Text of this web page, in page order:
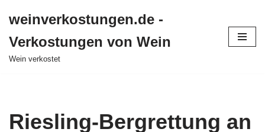
Inhalt
springen
weinverkostungen.de -
Verkostungen von Wein
Wein verkostet
Riesling-Bergrettung an